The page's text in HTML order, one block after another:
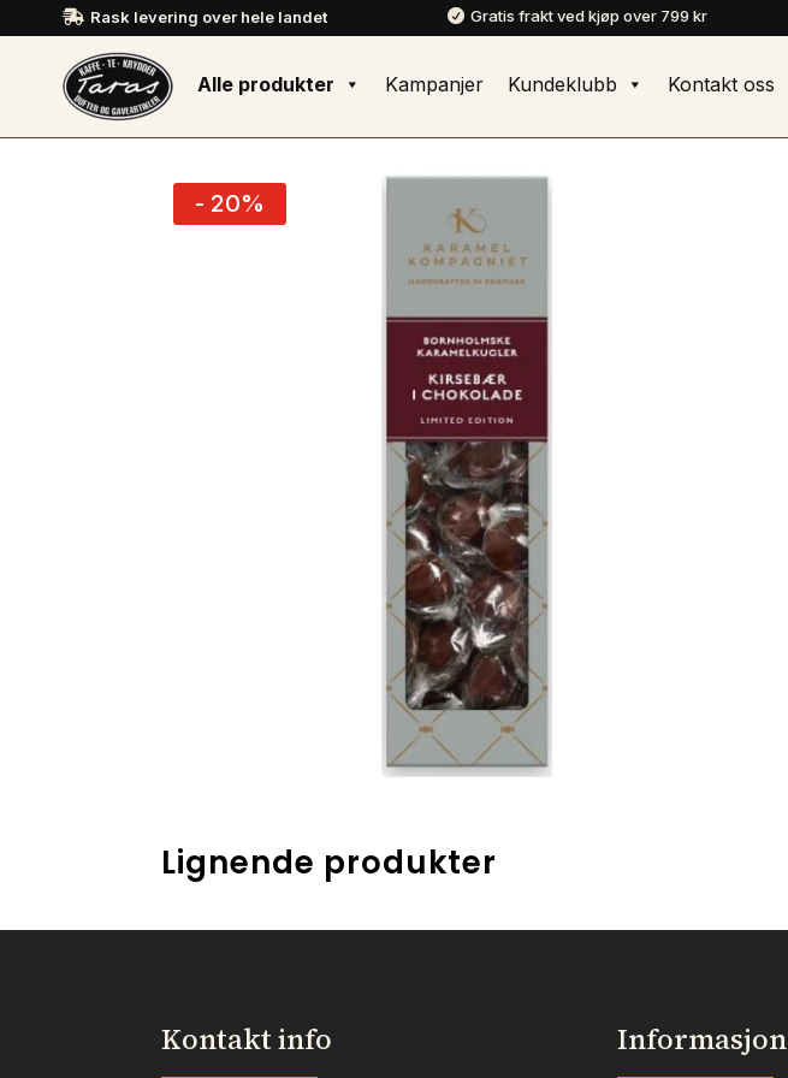
 Rask levering over hele landet  Gratis frakt ved kjøp over 799 kr
Alle produkter Kampanjer Kundeklubb Kontakt oss
- 20%
Lignende produkter
Kontakt info Informasjon